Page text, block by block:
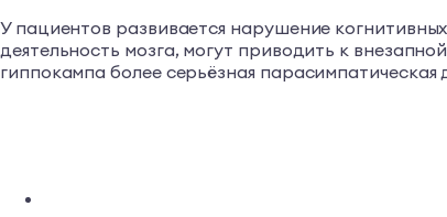
У пациентов развивается нарушение
деятельность мозга, могут приводить к
гиппокампа более серьёзная